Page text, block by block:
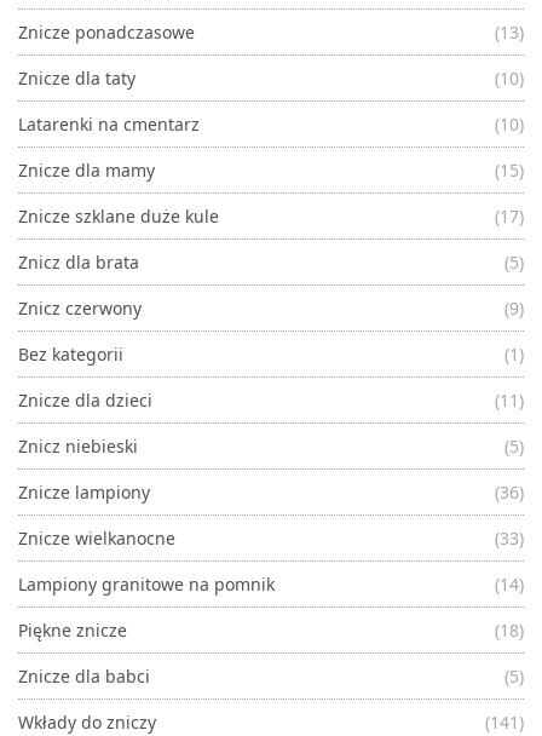
Znicze ponadczasowe
(13)
Znicze dla taty
(10)
Latarenki na cmentarz
(10)
Znicze dla mamy
(15)
Znicze szklane duże kule
(17)
Znicz dla brata
(5)
Znicz czerwony
(9)
Bez kategorii
(1)
Znicze dla dzieci
(11)
Znicz niebieski
(5)
Znicze lampiony
(36)
Znicze wielkanocne
(33)
Lampiony granitowe na pomnik
(14)
Piękne znicze
(18)
Znicze dla babci
(5)
Wkłady do zniczy
(141)